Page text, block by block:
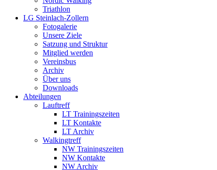
Triathlon
LG Steinlach-Zollern
Fotogalerie
Unsere Ziele
Satzung und Struktur
Mitglied werden
Vereinsbus
Archiv
Über uns
Downloads
Abteilungen
Lauftreff
LT Trainingszeiten
LT Kontakte
LT Archiv
Walkingtreff
NW Trainingszeiten
NW Kontakte
NW Archiv